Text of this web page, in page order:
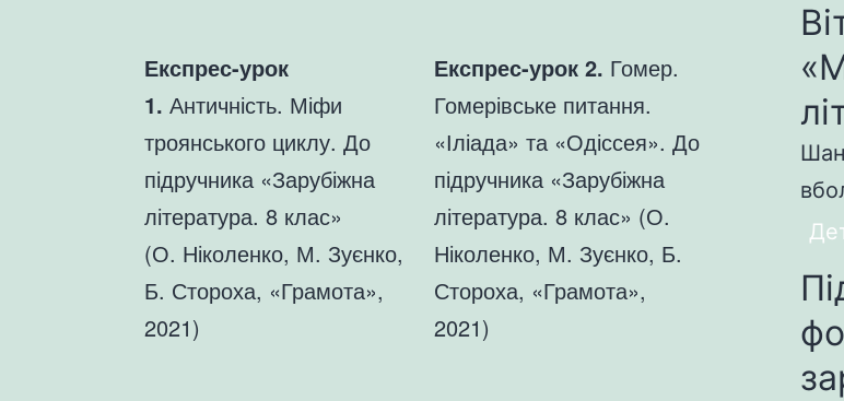
Експрес-урок
1. Античність. Міфи
троянського циклу. До
підручника «Зарубіжна
література. 8 клас»
(О. Ніколенко, М. Зуєнко,
Б. Стороха, «Грамота»,
2021)
Експрес-урок 2. Гомер.
Гомерівське питання.
«Іліада» та «Одіссея». До
підручника «Зарубіжна
література. 8 клас» (О.
Ніколенко, М. Зуєнко, Б.
Стороха, «Грамота»,
2021)